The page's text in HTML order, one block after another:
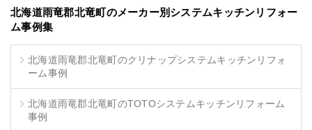
北海道雨竜郡北竜町のメーカー別システムキッチンリフォー
ム事例集
北海道雨竜郡北竜町のクリナップシステムキッチンリフォ
ーム事例
北海道雨竜郡北竜町のTOTOシステムキッチンリフォーム
事例